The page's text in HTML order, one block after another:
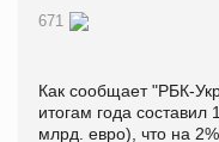
671
Как сообщает "РБК-
итогам года
млрд. евро), что на